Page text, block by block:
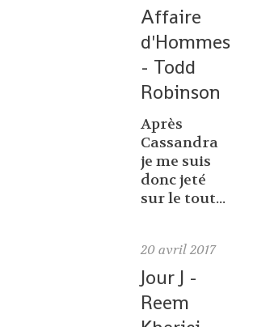
Affaire
d'Hommes
- Todd
Robinson
Après
Cassandra
je me suis
donc jeté
sur le tout...
20 avril 2017
Jour J -
Reem